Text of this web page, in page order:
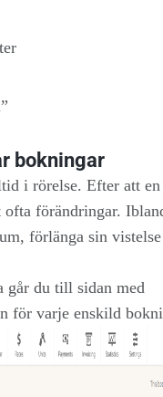
bokningar
i rörelse. Efter att
ofta förändringar.
förlänga sin
går du till sidan med
för varje enskild